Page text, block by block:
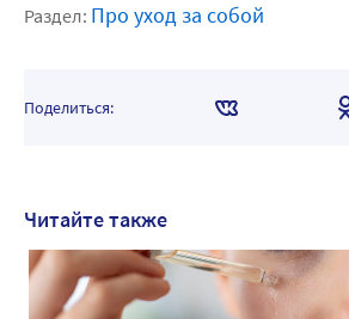
Раздел: Про уход за собой
Поделиться:
Читайте также